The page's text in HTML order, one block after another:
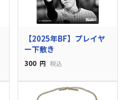
【2025年BF】プレイヤ
ー下敷き
300 円 税込